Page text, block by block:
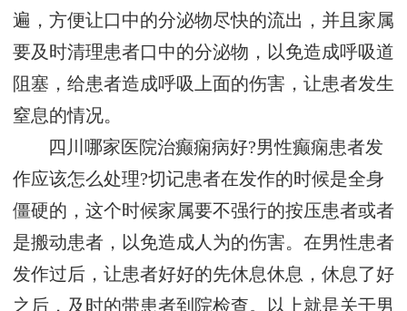
遍，方便让口中的分泌物尽快的流出，并且家属
要及时清理患者口中的分泌物，以免造成呼吸道
阻塞，给患者造成呼吸上面的伤害，让患者发生
窒息的情况。
四川哪家医院治癫痫病好?男性癫痫患者发
作应该怎么处理?切记患者在发作的时候是全身
僵硬的，这个时候家属要不强行的按压患者或者
是搬动患者，以免造成人为的伤害。在男性患者
发作过后，让患者好好的先休息休息，休息了好
之后，及时的带患者到院检查。以上就是关于男